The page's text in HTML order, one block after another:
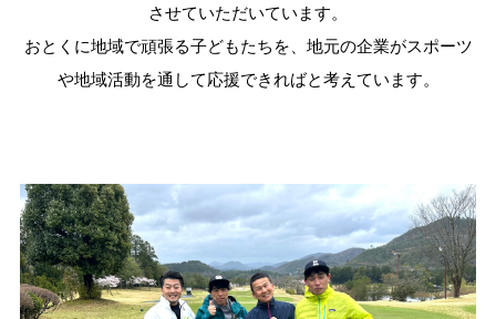
させていただいています。
おとくに地域で頑張る子どもたちを、地元の企業がスポーツ
や地域活動を通して応援できればと考えています。